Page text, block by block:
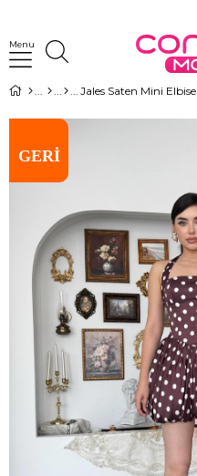
Menu
Jales Saten Mini Elbise